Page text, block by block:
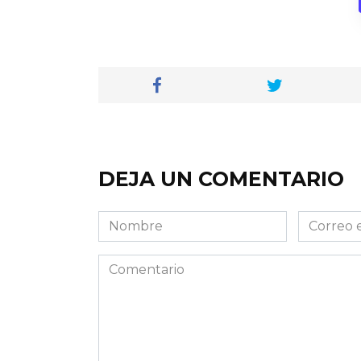
DEJA UN COMENTARIO
Nombre
Correo
Comentario